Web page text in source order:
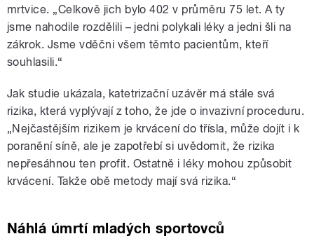
mrtvice. „Celkově jich bylo 402 v průměru 75 let. A ty
jsme nahodile rozdělili – jedni polykali léky a jedni šli na
zákrok. Jsme vděčni všem těmto pacientům, kteří
souhlasili.“
Jak studie ukázala, katetrizační uzávěr má stále svá
rizika, která vyplývají z toho, že jde o invazivní proceduru.
„Nejčastějším rizikem je krvácení do třísla, může dojít i k
poranění síně, ale je zapotřebí si uvědomit, že rizika
nepřesáhnou ten profit. Ostatně i léky mohou způsobit
krvácení. Takže obě metody mají svá rizika.“
Náhlá úmrtí mladých sportovců